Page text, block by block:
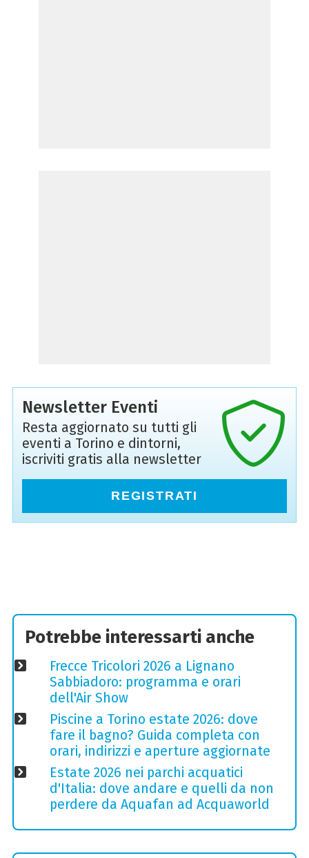
Newsletter Eventi
Resta aggiornato su tutti gli
eventi a Torino e dintorni,
iscriviti gratis alla newsletter
REGISTRATI
Potrebbe interessarti anche
Frecce Tricolori 2026 a Lignano
Sabbiadoro: programma e orari
dell'Air Show
Piscine a Torino estate 2026: dove
fare il bagno? Guida completa con
orari, indirizzi e aperture aggiornate
Estate 2026 nei parchi acquatici
d'Italia: dove andare e quelli da non
perdere da Aquafan ad Acquaworld